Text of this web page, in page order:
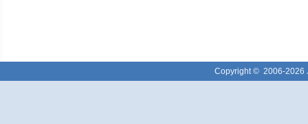
Copyright © 2006-2026